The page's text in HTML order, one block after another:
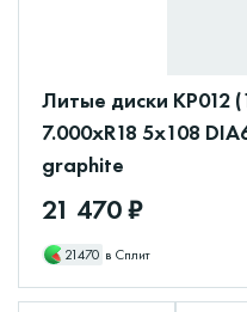
Литые диски КР012
7.000xR18 5x108
graphite
21 470 ₽
21470 в Сплит